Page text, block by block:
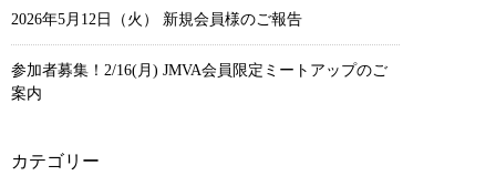
2026年5月12日（火） 新規会員様のご報告
参加者募集！2/16(月) JMVA会員限定ミートアップのご
案内
カテゴリー